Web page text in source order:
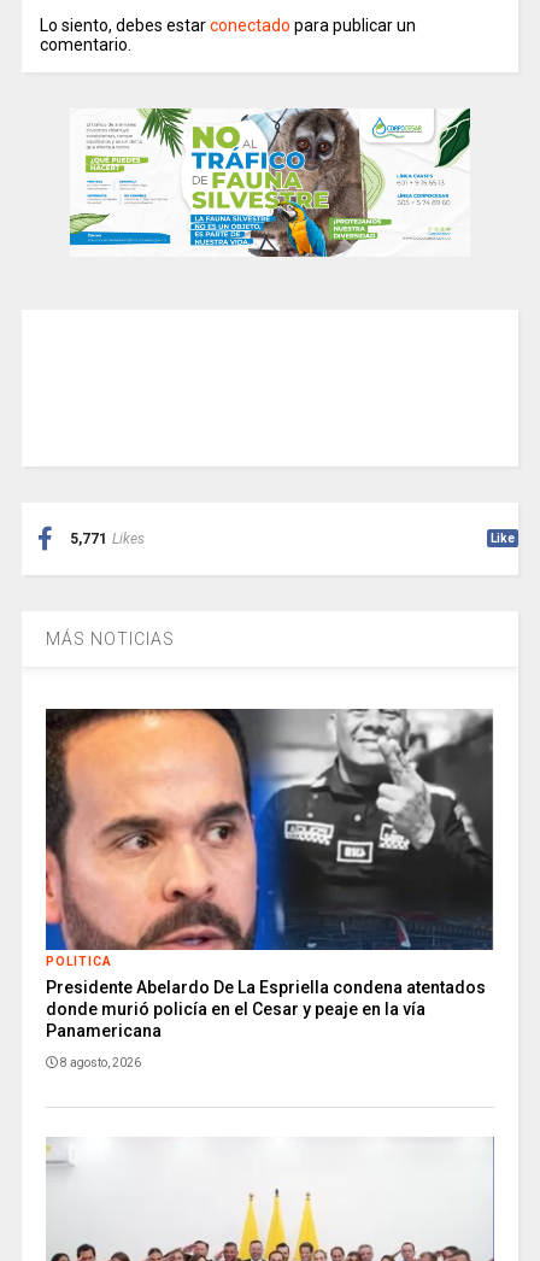
Lo siento, debes estarconectado para publicar un
comentario.
5,771 Likes Like
MÁS NOTICIAS
POLITICA
Presidente Abelardo De La Espriella condena atentados
donde murió policía en el Cesar y peaje en la vía
Panamericana
8 agosto, 2026